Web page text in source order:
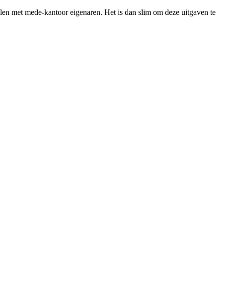
met mede-kantoor eigenaren. Het is dan slim om deze uitgaven te